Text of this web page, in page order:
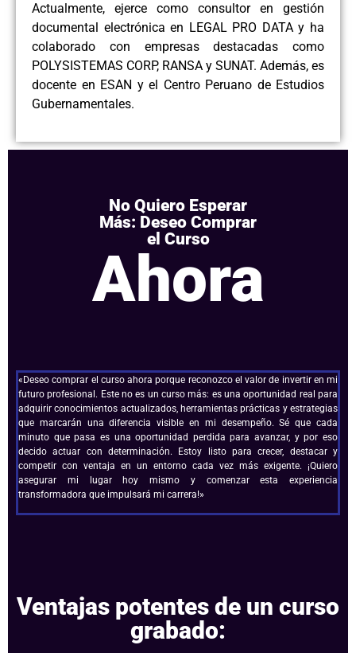
Actualmente, ejerce como consultor en gestión
documental electrónica en LEGAL PRO DATA y ha
colaborado con empresas destacadas como
POLYSISTEMAS CORP, RANSA y SUNAT. Además, es
docente en ESAN y el Centro Peruano de Estudios
Gubernamentales.
No Quiero Esperar
Más: Deseo Comprar
el Curso
Ahora
«Deseo comprar el curso ahora porque reconozco el valor de invertir en mi
futuro profesional. Este no es un curso más: es una oportunidad real para
adquirir conocimientos actualizados, herramientas prácticas y estrategias
que marcarán una diferencia visible en mi desempeño. Sé que cada
minuto que pasa es una oportunidad perdida para avanzar, y por eso
decido actuar con determinación. Estoy listo para crecer, destacar y
competir con ventaja en un entorno cada vez más exigente. ¡Quiero
asegurar mi lugar hoy mismo y comenzar esta experiencia
transformadora que impulsará mi carrera!»
Ventajas potentes de un curso
grabado: